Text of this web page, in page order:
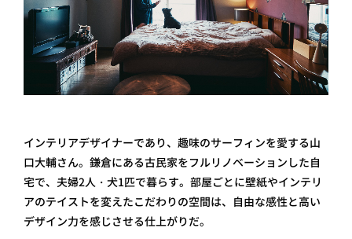
インテリアデザイナーであり、趣味のサーフィンを愛する山
口大輔さん。鎌倉にある古民家をフルリノベーションした自
宅で、夫婦2人・犬1匹で暮らす。部屋ごとに壁紙やインテリ
アのテイストを変えたこだわりの空間は、自由な感性と高い
デザイン力を感じさせる仕上がりだ。